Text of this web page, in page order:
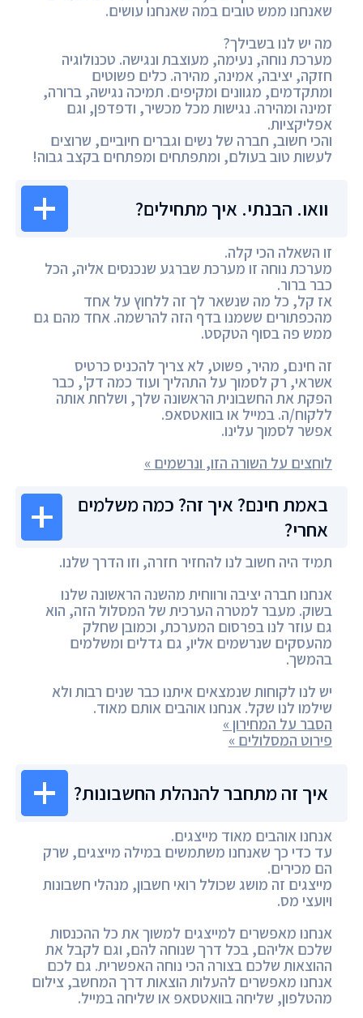
שאנחנו ממש טובים במה שאנחנו עושים.
מה יש לנו בשבילך?
מערכת נוחה, נעימה, מעוצבת ונגישה. טכנולוגיה
חזקה, יציבה, אמינה, מהירה. כלים פשוטים
ומתקדמים, מגוונים ומקיפים. תמיכה נגישה, ברורה,
זמינה ומהירה. נגישות מכל מכשיר, ודפדפן, וגם
אפליקציות.
והכי חשוב, חברה של נשים וגברים חיוביים, שרוצים
לעשות טוב בעולם, ומתפתחים ומפתחים בקצב גבוה!
וואו. הבנתי. איך מתחילים?
זו השאלה הכי קלה.
מערכת נוחה זו מערכת שברגע שנכנסים אליה, הכל
כבר ברור.
אז קל, כל מה שנשאר לך זה ללחוץ על אחד
מהכפתורים ששמנו בדף הזה להרשמה. אחד מהם גם
ממש פה בסוף הטקסט.
זה חינם, מהיר, פשוט, לא צריך להכניס כרטיס
אשראי, רק לסמוך על התהליך ועוד כמה דק', כבר
הפקת את החשבונית הראשונה שלך, ושלחת אותה
ללקוח/ה. במייל או בוואטסאפ.
אפשר לסמוך עלינו.
לוחצים על השורה הזו, ונרשמים »
באמת חינם? איך זה? כמה משלמים
אחרי?
תמיד היה חשוב לנו להחזיר חזרה, וזו הדרך שלנו.
אנחנו חברה יציבה ורווחית מהשנה הראשונה שלנו
בשוק. מעבר למטרה הערכית של המסלול הזה, הוא
גם עוזר לנו בפרסום המערכת, וכמובן שחלק
מהעסקים שנרשמים אליו, גם גדלים ומשלמים
בהמשך.
יש לנו לקוחות שנמצאים איתנו כבר שנים רבות ולא
שילמו לנו שקל. אנחנו אוהבים אותם מאוד.
הסבר על המחירון »
פירוט המסלולים »
איך זה מתחבר להנהלת החשבונות?
אנחנו אוהבים מאוד מייצגים.
עד כדי כך שאנחנו משתמשים במילה מייצגים, שרק
הם מכירים.
מייצגים זה מושג שכולל רואי חשבון, מנהלי חשבונות
ויועצי מס.
אנחנו מאפשרים למייצגים למשוך את כל ההכנסות
שלכם אליהם, בכל דרך שנוחה להם, וגם לקבל את
ההוצאות שלכם בצורה הכי נוחה האפשרית. גם לכם
אנחנו מאפשרים להעלות הוצאות דרך המחשב, צילום
מהטלפון, שליחה בוואטסאפ או שליחה במייל.